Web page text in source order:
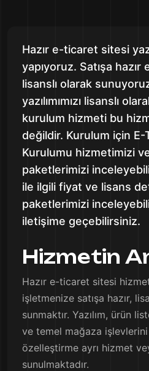
Hazır e-ticaret sitesi
yapıyoruz. Satışa hazır
lisanslı olarak
yazılımımızı lisanslı
kurulum hizmeti bu
değildir. Kurulum için
Kurulumu hizmetimizi
paketlerimizi
ile ilgili fiyat ve lisans
paketlerimizi
iletişime geçebilirsiniz.
Hizmetin
Hazır e-ticaret sitesi
işletmenize satışa hazır,
sunmaktır. Yazılım, ürün
ve temel mağaza
özelleştirme ayrı hizmet
sunulmaktadır.